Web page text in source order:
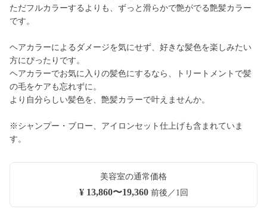
ただフルカラーするよりも、ずっと滑らかで艶がでる艶髪カラー
です。
ヘアカラーによるダメージを気にせず、好きな髪色を楽しみたい
方にぴったりです。
ヘアカラーでお気に入りの髪色にするなら、トリートメントで髪
の毛をケアも忘れずに。
より自分らしい髪色を、艶髪カラーで叶えませんか。
※シャンプー・ブロー、アイロンセット仕上げも含まれていま
す。
美容室の通常価格
¥ 13,860〜19,360前後／1回